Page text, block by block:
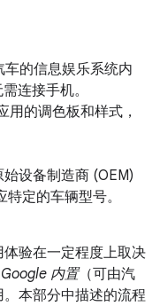
车的信息娱乐系统内
连接手机。
用的调色板和样式，
设备制造商 (OEM)
特定的车辆型号。
验在一定程度上取决
Google 内置（可由汽
本部分中描述的流程